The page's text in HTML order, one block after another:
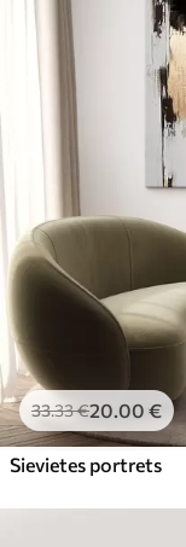
33.33€20.00 €
Sievietes portrets